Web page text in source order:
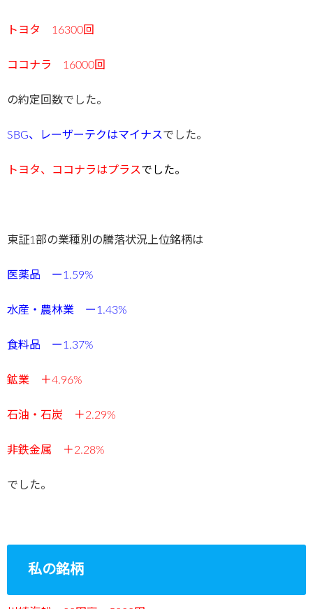
トヨタ 16300回
ココナラ 16000回
の約定回数でした。
SBG、レーザーテクはマイナスでした。
トヨタ、ココナラはプラスでした。
東証1部の業種別の騰落状況上位銘柄は
医薬品 ー1.59%
水産・農林業 ー1.43%
食料品 ー1.37%
鉱業 ＋4.96%
石油・石炭 ＋2.29%
非鉄金属 ＋2.28%
でした。
私の銘柄